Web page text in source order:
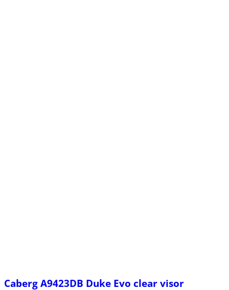
Caberg A9423DB Duke Evo clear visor